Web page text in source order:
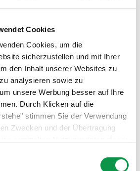
Cookies
Cookies, um die
sicherzustellen und mit Ihrer
den Inhalt unserer Websites zu
analysieren sowie zu
unsere Werbung besser auf Ihre
Durch Klicken auf die
stimmen Sie der Verwendung
Zwecken und der Übertragung
und Werbenetzwerken
Wände noch um weitere
ergänzt werden. Z.B. im Falle von
oft ein EXTRA länglicher
wird von beiden Seiten noch